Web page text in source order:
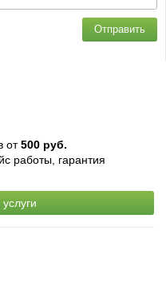
Отправить
от500 руб.
работы, гарантия